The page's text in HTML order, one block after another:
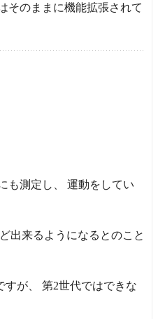
そのままに機能拡張されて
も測定し、 運動をしてい
出来るようになるとのこと
が、 第2世代ではできな